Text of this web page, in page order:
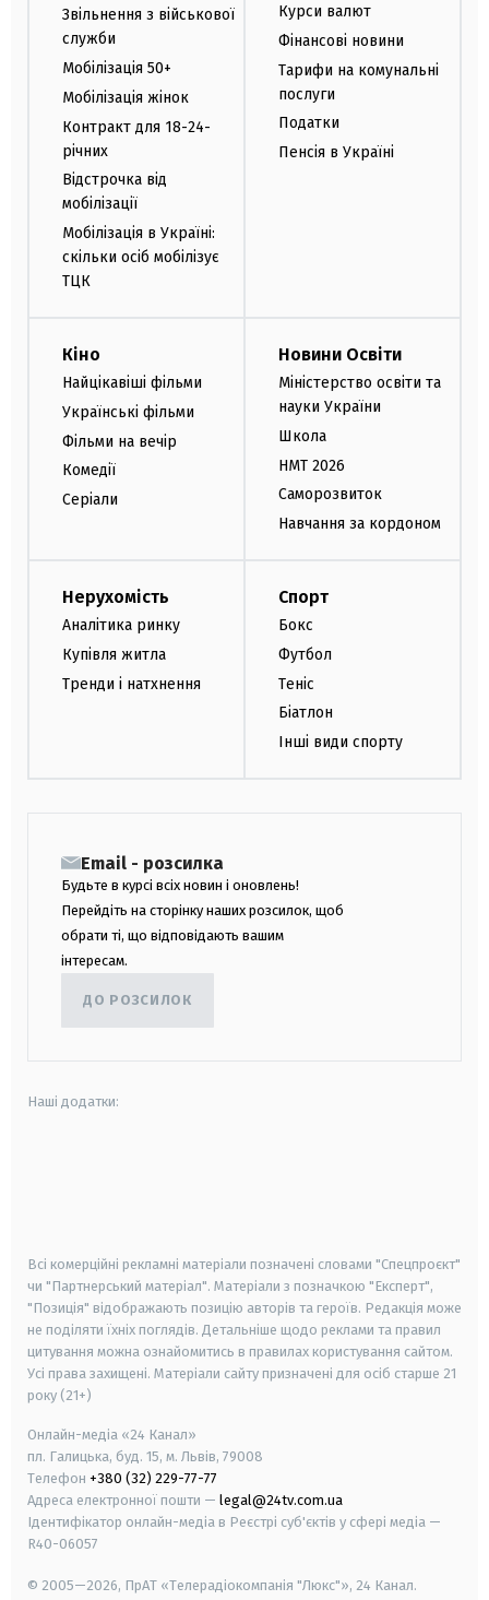
Звільнення з військової
служби
Мобілізація 50+
Мобілізація жінок
Контракт для 18-24-
річних
Відстрочка від
мобілізації
Мобілізація в Україні:
скільки осіб мобілізує
ТЦК
Курси валют
Фінансові новини
Тарифи на комунальні
послуги
Податки
Пенсія в Україні
Кіно
Найцікавіші фільми
Українські фільми
Фільми на вечір
Комедії
Серіали
Новини Освіти
Міністерство освіти та
науки України
Школа
НМТ 2026
Саморозвиток
Навчання за кордоном
Нерухомість
Аналітика ринку
Купівля житла
Тренди і натхнення
Спорт
Бокс
Футбол
Теніс
Біатлон
Інші види спорту
Email - розсилка
Будьте в курсі всіх новин і оновлень!
Перейдіть на сторінку наших розсилок, щоб
обрати ті, що відповідають вашим
інтересам.
ДО РОЗСИЛОК
Наші додатки:
Всі комерційні рекламні матеріали позначені словами "Спецпроєкт"
чи "Партнерський матеріал". Матеріали з позначкою "Експерт",
"Позиція" відображають позицію авторів та героїв. Редакція може
не поділяти їхніх поглядів. Детальніше щодо реклами та правил
цитування можна ознайомитись в правилах користування сайтом.
Усі права захищені. Матеріали сайту призначені для осіб старше 21
року (21+)
Онлайн-медіа «24 Канал»
пл. Галицька, буд. 15, м. Львів, 79008
Телефон +380 (32) 229-77-77
Адреса електронної пошти — legal@24tv.com.ua
Ідентифікатор онлайн-медіа в Реєстрі суб'єктів у сфері медіа —
R40-06057
© 2005—2026, ПрАТ «Телерадіокомпанія "Люкс"», 24 Канал.